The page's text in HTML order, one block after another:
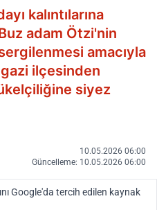
kalıntılarına
adam Ötzi'nin
amacıyla
ilçesinden
siyez
10.05.2026 06:00
Güncelleme: 10.05.2026 06:00
Google'da tercih edilen kaynak